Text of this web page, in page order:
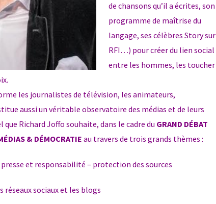
de chansons qu’il a écrites, son
programme de maîtrise du
langage, ses célèbres Story sur
RFI…) pour créer du lien social
entre les hommes, les toucher
les journalistes de télévision, les animateurs,
aussi un véritable observatoire des médias et de leurs
Richard Joffo souhaite, dans le cadre du GRAND DÉBAT
& DÉMOCRATIE au travers de trois grands thèmes :
et responsabilité – protection des sources
sociaux et les blogs